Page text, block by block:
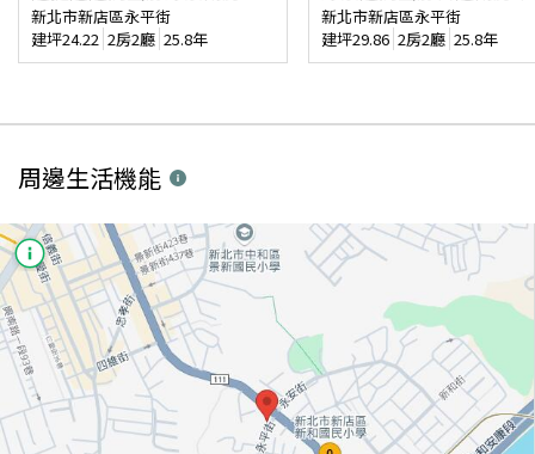
新北市新店區永平街
建坪24.22 2房2廳 25.8年
新北市新店區永平街
建坪29.86 2房2廳 25.8年
周邊生活機能